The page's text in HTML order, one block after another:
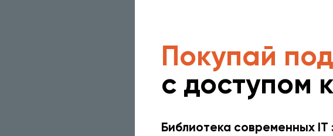
Покупай
с доступом
Библиотека современных